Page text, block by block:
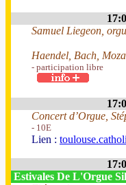
Samuel Liegeon,
Haendel, Bach,
- participation libre
Concert d’Orgue,
- 10E
Lien :
Estivales De L'Orgue